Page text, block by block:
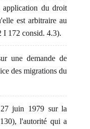
application du droit
est arbitraire au
I 172 consid. 4.3).
une demande de
des migrations du
juin 1979 sur la
l'autorité qui a